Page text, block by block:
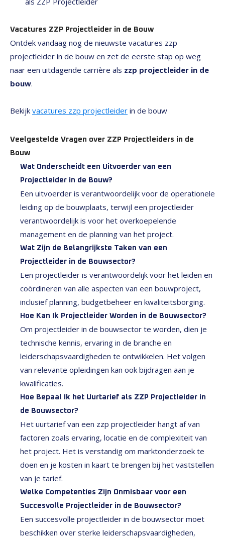
Vacatures ZZP Projectleider in de Bouw
Ontdek vandaag nog de nieuwste vacatures zzp
projectleider in de bouw en zet de eerste stap op weg
naar een uitdagende carrière als zzp projectleider in de
bouw.
Bekijk vacatures zzp projectleider in de bouw
Veelgestelde Vragen over ZZP Projectleiders in de
Bouw
Wat Onderscheidt een Uitvoerder van een
Projectleider in de Bouw?
Een uitvoerder is verantwoordelijk voor de operationele
leiding op de bouwplaats, terwijl een projectleider
verantwoordelijk is voor het overkoepelende
management en de planning van het project.
Wat Zijn de Belangrijkste Taken van een
Projectleider in de Bouwsector?
Een projectleider is verantwoordelijk voor het leiden en
coördineren van alle aspecten van een bouwproject,
inclusief planning, budgetbeheer en kwaliteitsborging.
Hoe Kan Ik Projectleider Worden in de Bouwsector?
Om projectleider in de bouwsector te worden, dien je
technische kennis, ervaring in de branche en
leiderschapsvaardigheden te ontwikkelen. Het volgen
van relevante opleidingen kan ook bijdragen aan je
kwalificaties.
Hoe Bepaal Ik het Uurtarief als ZZP Projectleider in
de Bouwsector?
Het uurtarief van een zzp projectleider hangt af van
factoren zoals ervaring, locatie en de complexiteit van
het project. Het is verstandig om marktonderzoek te
doen en je kosten in kaart te brengen bij het vaststellen
van je tarief.
Welke Competenties Zijn Onmisbaar voor een
Succesvolle Projectleider in de Bouwsector?
Een succesvolle projectleider in de bouwsector moet
beschikken over sterke leiderschapsvaardigheden,